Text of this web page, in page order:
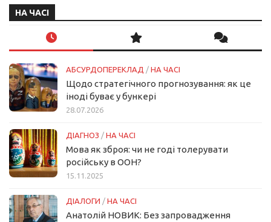
НА ЧАСІ
АБСУРДОПЕРЕКЛАД / НА ЧАСІ
Щодо стратегічного прогнозування: як це
іноді буває у бункері
28.07.2026
ДІАГНОЗ / НА ЧАСІ
Мова як зброя: чи не годі толерувати
російську в ООН?
15.11.2025
ДІАЛОГИ / НА ЧАСІ
Анатолій НОВИК: Без запровадження